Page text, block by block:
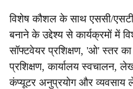
l
s
h
विशेष कौशल के साथ एससी/
बनाने के उद्देश्य से कार्यक्रमों में
सॉफ्टवेयर प्रशिक्षण, 'ओ' स्तर
प्रशिक्षण, कार्यालय स्वचालन,
कंप्यूटर अनुप्रयोग और व्यवसाय